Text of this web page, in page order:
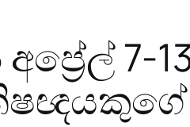
අප්‍රේල්